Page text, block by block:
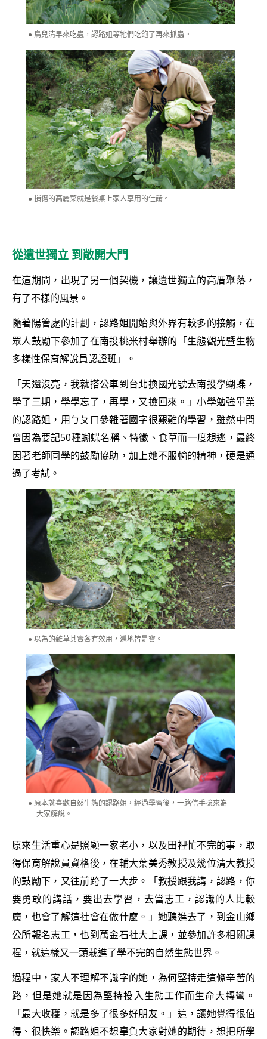
鳥兒清早來吃蟲，認路姐等牠們吃飽了再來抓蟲。
損傷的高麗菜就是餐桌上家人享用的佳餚。
從遺世獨立 到敞開大門
在這期間，出現了另一個契機，讓遺世獨立的高厝聚落，
有了不樣的風景。
隨著陽管處的計劃，認路姐開始與外界有較多的接觸，在
眾人鼓勵下參加了在南投桃米村舉辦的「生態觀光暨生物
多樣性保育解說員認證班」。
「天還沒亮，我就搭公車到台北換國光號去南投學蝴蝶，
學了三期，學學忘了，再學，又撿回來。」小學勉強畢業
的認路姐，用ㄅㄆㄇ參雜著國字很艱難的學習，雖然中間
曾因為要記50種蝴蝶名稱、特徵、食草而一度想逃，最終
因著老師同學的鼓勵協助，加上她不服輸的精神，硬是通
過了考試。
以為的雜草其實各有效用，遍地皆是寶。
原本就喜歡自然生態的認路姐，經過學習後，一路信手捻來為
大家解說。
原來生活重心是照顧一家老小，以及田裡忙不完的事，取
得保育解說員資格後，在輔大葉美秀教授及幾位清大教授
的鼓勵下，又往前跨了一大步。「教授跟我講，認路，你
要勇敢的講話，要出去學習，去當志工，認識的人比較
廣，也會了解這社會在做什麼。」她聽進去了，到金山鄉
公所報名志工，也到萬金石社大上課，並參加許多相關課
程，就這樣又一頭栽進了學不完的自然生態世界。
過程中，家人不理解不識字的她，為何堅持走這條辛苦的
路，但是她就是因為堅持投入生態工作而生命大轉彎。
「最大收穫，就是多了很多好朋友。」這，讓她覺得很值
得、很快樂。認路姐不想辜負大家對她的期待，想把所學